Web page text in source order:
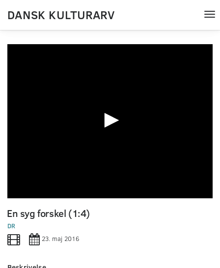
DANSK KULTURARV
seconds
of
0
seconds
En syg forskel (1:4)
DR
23. maj 2016